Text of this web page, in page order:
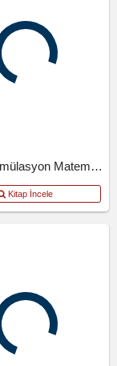
TYT 3D Simülasyon Matematik Denemeleri
Kitap İncele